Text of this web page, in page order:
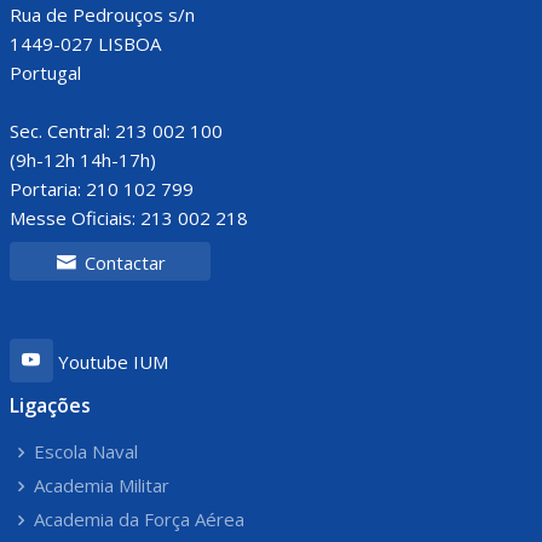
Rua de Pedrouços s/n
1449-027 LISBOA
Portugal
Sec. Central: 213 002 100
(9h-12h 14h-17h)
Portaria: 210 102 799
Messe Oficiais: 213 002 218
Contactar
Youtube IUM
Ligações
Escola Naval
Academia Militar
Academia da Força Aérea